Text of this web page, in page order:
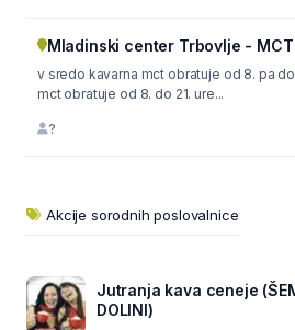
Mladinski center Trbovlje - MCT
v sredo kavarna mct obratuje od 8. pa
mct obratuje od 8. do 21. ure...
?
Akcije sorodnih poslovalnice
Jutranja kava ceneje
DOLINI)